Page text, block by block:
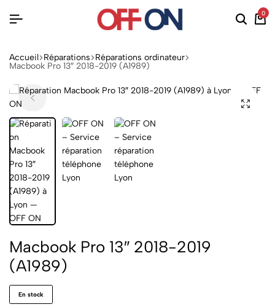
0
Accueil Réparations Réparations ordinateur
Macbook Pro 13″ 2018-2019 (A1989)
Macbook Pro 13″ 2018-2019
(A1989)
En stock